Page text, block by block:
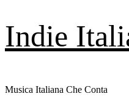
Indie
Musica Italiana Che Conta